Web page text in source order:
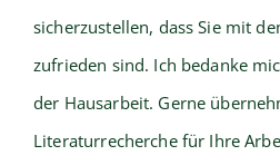
sicherzustellen, dass Sie mit
zufrieden sind. Ich bedanke
der Hausarbeit. Gerne
Literaturrecherche für Ihre